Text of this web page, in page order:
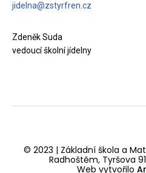
jidelna@zstyrfren.cz
Zdeněk Suda
vedoucí školní jídelny
© 2023 | Základní škola a
Radhoštěm, Tyršova
Web vytvořilo